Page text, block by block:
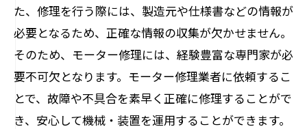
た、修理を行う際には、製造元や仕様書などの情報が
必要となるため、正確な情報の収集が欠かせません。
そのため、モーター修理には、経験豊富な専門家が必
要不可欠となります。モーター修理業者に依頼するこ
とで、故障や不具合を素早く正確に修理することがで
き、安心して機械・装置を運用することができます。